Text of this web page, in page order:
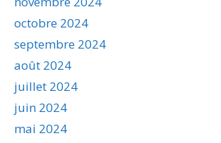
octobre 2024
septembre 2024
août 2024
juillet 2024
juin 2024
mai 2024